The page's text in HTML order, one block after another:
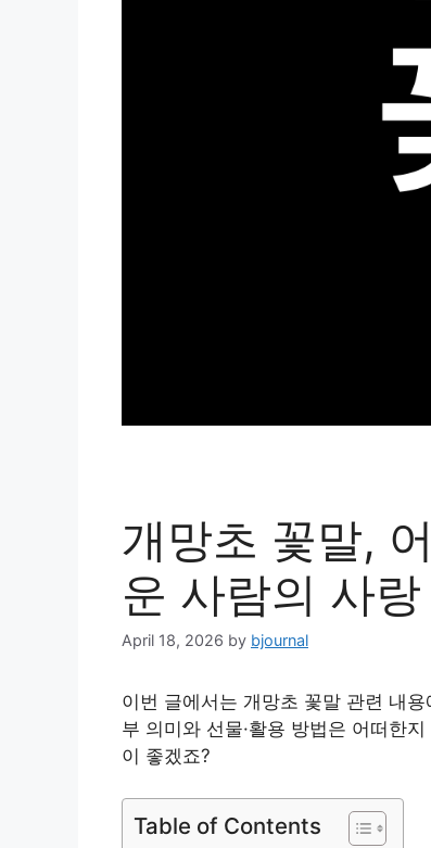
개망초 꽃말,
운 사람의 사랑
April 18, 2026 by bjournal
이번 글에서는 개망초 꽃말 관련 내
부 의미와 선물·활용 방법은 어떠한
이 좋겠죠?
Table of Contents